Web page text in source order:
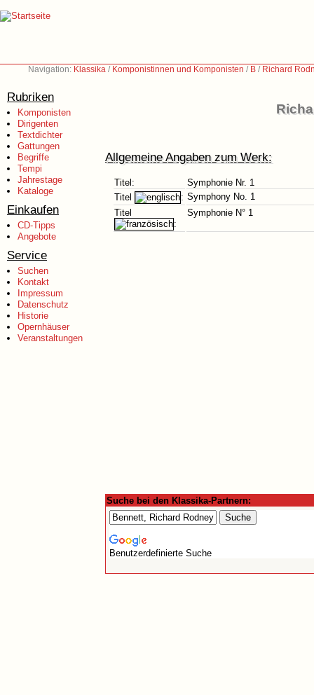
Navigation: Klassika / Komponistinnen und Komponisten / B / Richard
Rubriken
Komponisten
Dirigenten
Textdichter
Gattungen
Begriffe
Tempi
Jahrestage
Kataloge
Einkaufen
CD-Tipps
Angebote
Service
Suchen
Kontakt
Impressum
Datenschutz
Historie
Opernhäuser
Veranstaltungen
Allgemeine Angaben zum Werk:
Titel:
Symphonie Nr. 1
Titel
: Symphony No. 1
Titel
:
Symphonie N° 1
Suche bei den Klassika-Partnern:
Benutzerdefinierte Suche